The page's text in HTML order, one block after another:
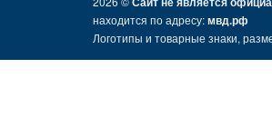
находится по адресу:мвд.рф
Логотипы и товарные знаки,